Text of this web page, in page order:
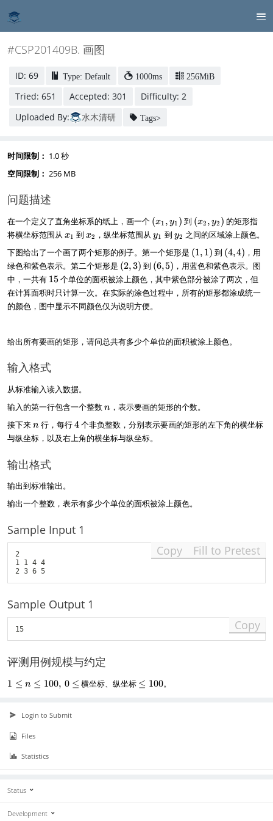
#CSP201409B. 画图
ID: 69 Type: Default 1000ms 256MiB
Tried: 651 Accepted: 301
Difficulty: 2
Uploaded By:
水木清研 Tags>
时间限制： 1.0 秒
空间限制： 256 MB
问题描述
在一个定义了直角坐标系的纸上，画一个 (
x
_
1
,
y
_
1
)
(x1 , y1 ) 到 (
x
_
2
,
y
_
2
(x2 , y2 ) 的矩形指
将横坐标范围从x
1
x1 到x
2
x2 ，纵坐标范围从y
1
y1 到 y
2
y2 之间的区域涂上颜色。
下图给出了一个画了两个矩形的例子。第一个矩形是 (
1
,
1
)
(1, 1) 到 (
4
,
4
)
(4,4) ，用
绿色和紫色表示。第二个矩形是 (
2
,
3
)
(2,3) 到 (
6
5
(6,5) ，用蓝色和紫色表示。图
中，一共有 1
5
15个单位的面积被涂上颜色，其中紫色部分被涂了两次，但
在计算面积时只计算一次。在实际的涂色过程中，所有的矩形都涂成统一
的颜色，图中显示不同颜色仅为说明方便。
给出所有要画的矩形，请问总共有多少个单位的面积被涂上颜色。
输入格式
从标准输入读入数据。
输入的第一行包含一个整数n
n ，表示要画的矩形的个数。
接下来n
n 行，每行4
4个非负整数，分别表示要画的矩形的左下角的横坐标
与纵坐标，以及右上角的横坐标与纵坐标。
输出格式
输出到标准输出。
输出一个整数，表示有多少个单位的面积被涂上颜色。
Sample Input 1
2
1 1 4 4
2 3 6 5
Copy Fill to Pretest
Sample Output 1
15 Copy
评测用例规模与约定
1
e
\
e
0
~
1 ≤ n ≤ 100, 0 ≤ 横坐标、纵坐标 \
≤ 100。
Login to Submit
Files
Statistics
Status
Development